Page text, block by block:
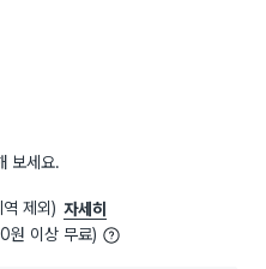
보세요.
제외) 자세히
이상 무료)